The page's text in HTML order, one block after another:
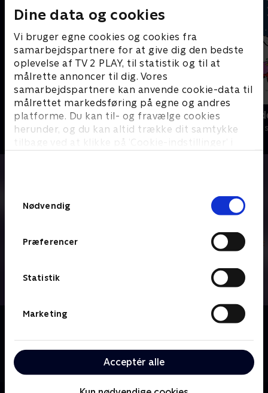
Dine data og cookies
Vi bruger egne cookies og cookies fra
samarbejdspartnere for at give dig den bedste
oplevelse af TV 2 PLAY, til statistik og til at
målrette annoncer til dig. Vores
samarbejdspartnere kan anvende cookie-data til
målrettet markedsføring på egne og andres
platforme. Du kan til- og fravælge cookies
herunder, og du kan altid trække dit samtykke
tilbage ved at klikke på ’Cookie-indstillinger’ i
Nødvendig
Præferencer
Statistik
Marketing
Acceptér alle
Bien Maja
Børneserier • 1 sæsoner
Miniteve:
Børneserier • 1
Om Denver, den sidste dinosaur
også her, at dinosauren Denver bor sammen med sin
menneskeven Valde.